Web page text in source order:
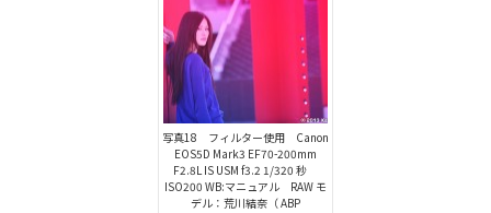
写真18 フィルター使用 Canon
EOS5D Mark3 EF70-200mm
F2.8L IS USM f3.2 1/320 秒
ISO200 WB:マニュアル RAW モ
デル：荒川結奈（ ABP